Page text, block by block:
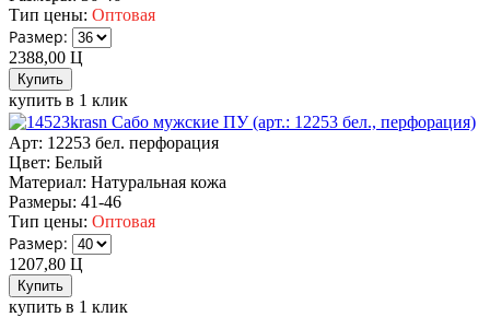
Тип цены: Оптовая
Размер:
2388,00 Ц
купить в 1 клик
Сабо мужские ПУ (арт.: 12253 бел., перфорация)
Арт: 12253 бел. перфорация
Цвет: Белый
Материал: Натуральная кожа
Размеры: 41-46
Тип цены: Оптовая
Размер:
1207,80 Ц
купить в 1 клик